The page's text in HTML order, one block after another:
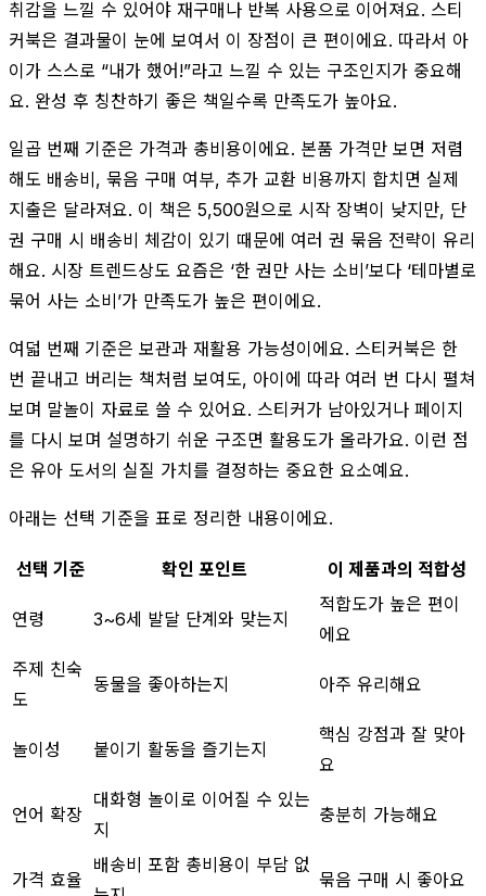
취감을 느낄 수 있어야 재구매나 반복 사용으로 이어져요. 스티
커북은 결과물이 눈에 보여서 이 장점이 큰 편이에요. 따라서 아
이가 스스로 “내가 했어!”라고 느낄 수 있는 구조인지가 중요해
요. 완성 후 칭찬하기 좋은 책일수록 만족도가 높아요.
일곱 번째 기준은 가격과 총비용이에요. 본품 가격만 보면 저렴
해도 배송비, 묶음 구매 여부, 추가 교환 비용까지 합치면 실제
지출은 달라져요. 이 책은 5,500원으로 시작 장벽이 낮지만, 단
권 구매 시 배송비 체감이 있기 때문에 여러 권 묶음 전략이 유리
해요. 시장 트렌드상도 요즘은 ‘한 권만 사는 소비’보다 ‘테마별로
묶어 사는 소비’가 만족도가 높은 편이에요.
여덟 번째 기준은 보관과 재활용 가능성이에요. 스티커북은 한
번 끝내고 버리는 책처럼 보여도, 아이에 따라 여러 번 다시 펼쳐
보며 말놀이 자료로 쓸 수 있어요. 스티커가 남아있거나 페이지
를 다시 보며 설명하기 쉬운 구조면 활용도가 올라가요. 이런 점
은 유아 도서의 실질 가치를 결정하는 중요한 요소예요.
아래는 선택 기준을 표로 정리한 내용이에요.
선택 기준 확인 포인트 이 제품과의 적합성
연령 3~6세 발달 단계와 맞는지
적합도가 높은 편이
에요
주제 친숙
도
동물을 좋아하는지 아주 유리해요
놀이성 붙이기 활동을 즐기는지
핵심 강점과 잘 맞아
요
언어 확장
대화형 놀이로 이어질 수 있는
지
충분히 가능해요
가격 효율
배송비 포함 총비용이 부담 없
묶음 구매 시 좋아요